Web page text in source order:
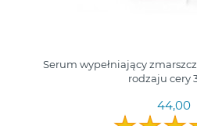
Serum wypełniający
rodzaju cery
44,00